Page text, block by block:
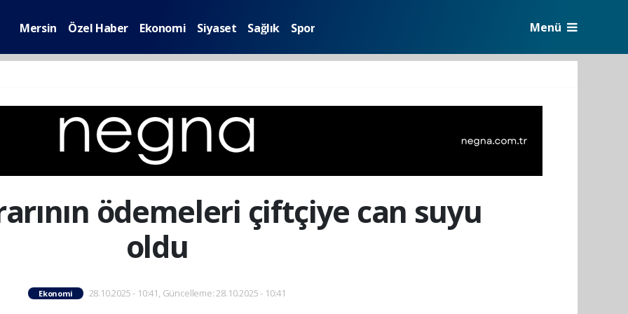
Mersin Özel Haber Ekonomi Siyaset Sağlık Spor Menü
ödemeleri çiftçiye can suyu
oldu
Ekonomi 28.10.2025 - 10:41, Güncelleme: 28.10.2025 - 10:41